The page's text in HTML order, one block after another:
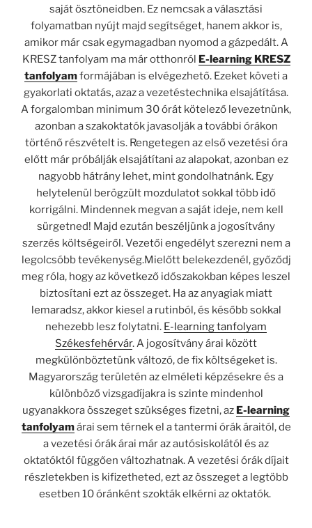
saját ösztöneidben. Ez nemcsak a választási
folyamatban nyújt majd segítséget, hanem akkor is,
amikor már csak egymagadban nyomod a gázpedált. A
KRESZ tanfolyam ma már otthonról E-learning KRESZ
tanfolyamformájában is elvégezhető. Ezeket követi a
gyakorlati oktatás, azaz avezetéstechnika elsajátítása.
A forgalomban minimum 30 órát kötelező levezetnünk,
azonban a szakoktatók javasolják a további órákon
történő részvételt is. Rengetegen az első vezetési óra
előtt már próbálják elsajátítani az alapokat, azonban ez
nagyobb hátrány lehet, mint gondolhatnánk. Egy
helytelenül berögzült mozdulatot sokkal több idő
korrigálni. Mindennek megvan a saját ideje, nem kell
sürgetned! Majd ezután beszéljünk a jogosítvány
szerzés költségeiről. Vezetői engedélyt szerezni nem a
legolcsóbb tevékenység.Mielőtt belekezdenél, győződj
meg róla, hogy az következő időszakokban képes leszel
biztosítani ezt az összeget. Ha az anyagiak miatt
lemaradsz, akkor kiesel a rutinból, és később sokkal
nehezebb lesz folytatni. E-learning tanfolyam
Székesfehérvár. A jogosítvány árai között
megkülönböztetünk változó, de fix költségeket is.
Magyarország területén az elméleti képzésekre és a
különböző vizsgadíjakra is szinte mindenhol
ugyanakkora összeget szükséges fizetni, az E-learning
tanfolyamárai sem térnek el a tantermi órák áraitól, de
a vezetési órák árai már az autósiskolától és az
oktatóktól függően változhatnak. A vezetési órák díjait
részletekben is kifizetheted, ezt az összeget a legtöbb
esetben 10 óránként szokták elkérni az oktatók.